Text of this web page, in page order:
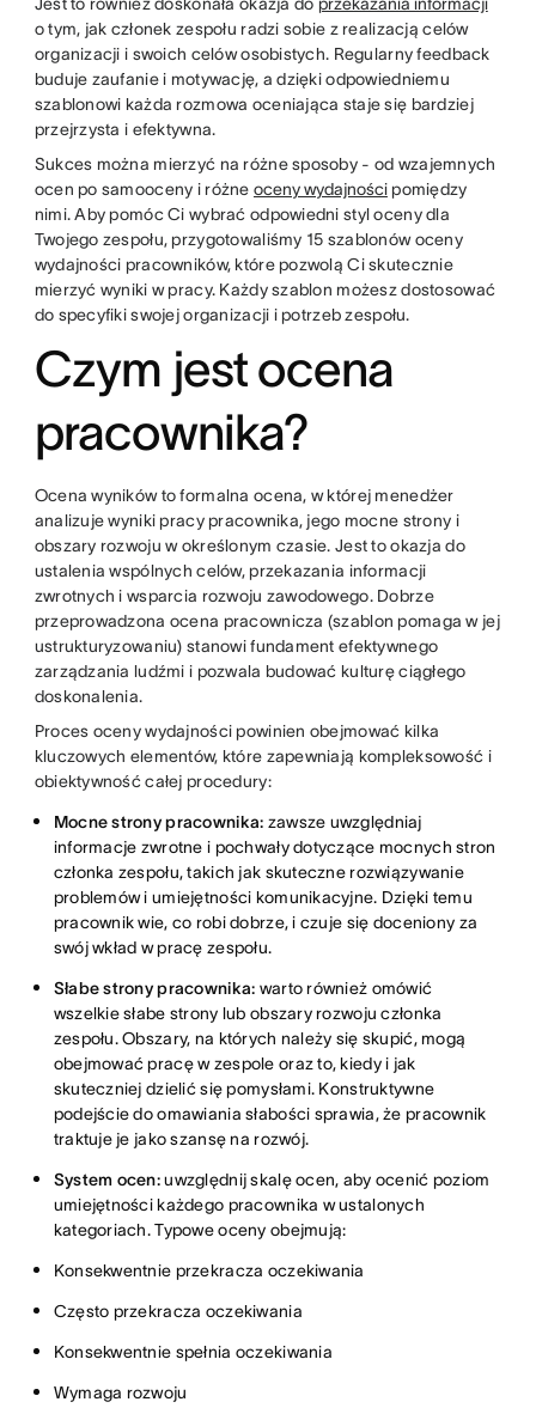
o tym, jak członek zespołu radzi sobie z realizacją celów
organizacji i swoich celów osobistych. Regularny feedback
buduje zaufanie i motywację, a dzięki odpowiedniemu
szablonowi każda rozmowa oceniająca staje się bardziej
przejrzysta i efektywna.
Sukces można mierzyć na różne sposoby - od wzajemnych
ocen po samooceny i różne oceny wydajnościpomiędzy
nimi. Aby pomóc Ci wybrać odpowiedni styl oceny dla
Twojego zespołu, przygotowaliśmy 15 szablonów oceny
wydajności pracowników, które pozwolą Ci skutecznie
mierzyć wyniki w pracy. Każdy szablon możesz dostosować
do specyfiki swojej organizacji i potrzeb zespołu.
Czym jest ocena
pracownika?
Ocena wyników to formalna ocena, w której menedżer
analizuje wyniki pracy pracownika, jego mocne strony i
obszary rozwoju w określonym czasie. Jest to okazja do
ustalenia wspólnych celów, przekazania informacji
zwrotnych i wsparcia rozwoju zawodowego. Dobrze
przeprowadzona ocena pracownicza (szablon pomaga w jej
ustrukturyzowaniu) stanowi fundament efektywnego
zarządzania ludźmi i pozwala budować kulturę ciągłego
doskonalenia.
Proces oceny wydajności powinien obejmować kilka
kluczowych elementów, które zapewniają kompleksowość i
obiektywność całej procedury:
Mocne strony pracownika: zawsze uwzględniaj
informacje zwrotne i pochwały dotyczące mocnych stron
członka zespołu, takich jak skuteczne rozwiązywanie
problemów i umiejętności komunikacyjne. Dzięki temu
pracownik wie, co robi dobrze, i czuje się doceniony za
swój wkład w pracę zespołu.
Słabe strony pracownika: warto również omówić
wszelkie słabe strony lub obszary rozwoju członka
zespołu. Obszary, na których należy się skupić, mogą
obejmować pracę w zespole oraz to, kiedy i jak
skuteczniej dzielić się pomysłami. Konstruktywne
podejście do omawiania słabości sprawia, że pracownik
traktuje je jako szansę na rozwój.
System ocen:uwzględnij skalę ocen, aby ocenić poziom
umiejętności każdego pracownika w ustalonych
kategoriach. Typowe oceny obejmują:
Konsekwentnie przekracza oczekiwania
Często przekracza oczekiwania
Konsekwentnie spełnia oczekiwania
Wymaga rozwoju